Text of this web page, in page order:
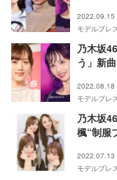
2022.09.15
モデルプレ
乃木坂
う」新
2022.08.18
モデルプレ
乃木坂
楓“制服
2022.07.13
モデルプレ